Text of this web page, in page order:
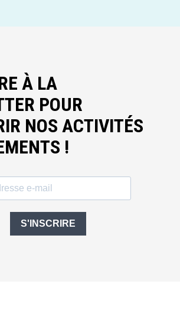
À LA
POUR
NOS ACTIVITÉS
!
S'INSCRIRE